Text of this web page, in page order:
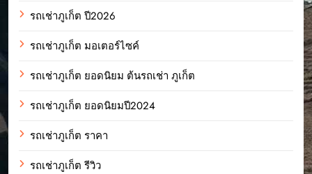
รถเช่าภูเก็ต ปี2026
รถเช่าภูเก็ต มอเตอร์ไซค์
รถเช่าภูเก็ต ยอดนิยม ต้นรถเช่า ภูเก็ต
รถเช่าภูเก็ต ยอดนิยมปี2024
รถเช่าภูเก็ต ราคา
รถเช่าภูเก็ต รีวิว